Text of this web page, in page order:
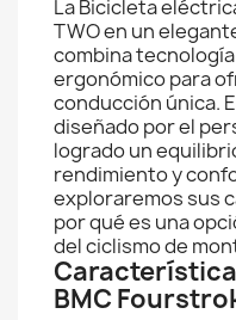
La Bicicleta
TWO en un
combina
ergonómico para
conducción única.
diseñado por el
logrado un
rendimiento y
exploraremos sus
por qué es una
del ciclismo de
BMC